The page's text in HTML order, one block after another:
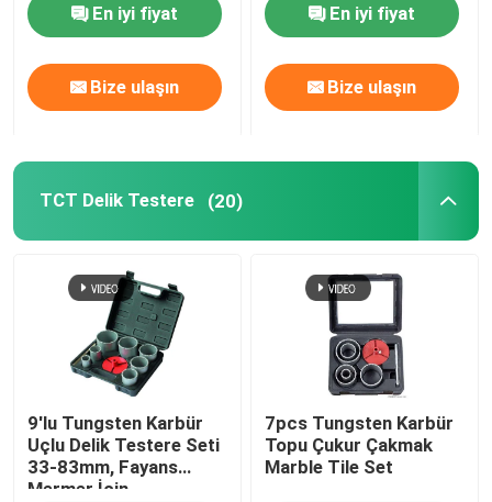
En iyi fiyat
Bize ulaşın
En iyi fiyat
Bize ulaşın
TCT Delik Testere (20)
9'lu Tungsten Karbür
Uçlu Delik Testere Seti
33-83mm, Fayans
Mermer İçin
7pcs Tungsten Karbür
Topu Çukur Çakmak
Marble Tile Set